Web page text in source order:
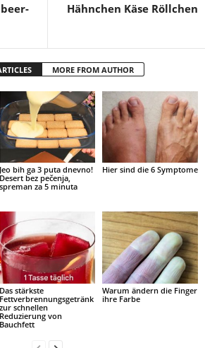
Hähnchen Käse Röllchen
MORE FROM AUTHOR
Jeo bih ga 3 puta dnevno!
Desert bez pečenja,
spreman za 5 minuta
Hier sind die 6 Symptome
Das stärkste
Fettverbrennungsgetränk
zur schnellen
Reduzierung von
Bauchfett
Warum ändern die Finger
ihre Farbe